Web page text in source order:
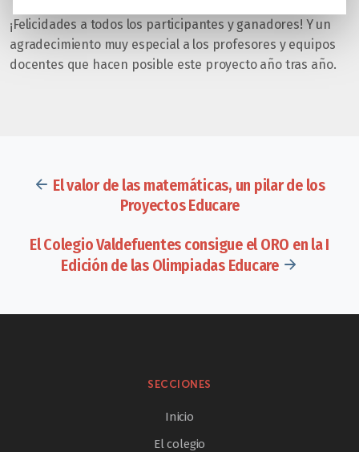
¡Felicidades a todos los participantes y ganadores! Y un
agradecimiento muy especial a los profesores y equipos
docentes que hacen posible este proyecto año tras año.
El valor de las matemáticas, un pilar de los
Proyectos Educare
El Colegio Valdefuentes consigue el ORO en la I
Edición de las Olimpiadas Educare
SECCIONES
Inicio
El colegio